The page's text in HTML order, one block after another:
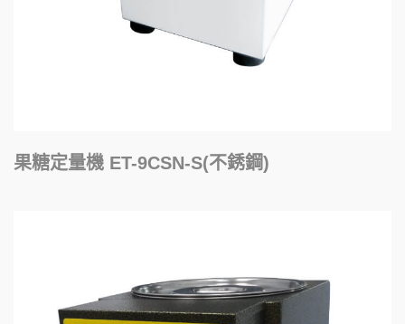
果糖定量機 ET-9CSN-S(不銹鋼)